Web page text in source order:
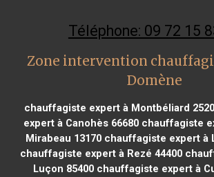
Téléphone: 09 72 15
Zone intervention
Domène
chauffagiste expert à Montbéliard
expert à Canohès 66680chauffagiste
Mirabeau 13170chauffagiste expert à
chauffagiste expert à Rezé 44400
Luçon 85400chauffagiste expert à